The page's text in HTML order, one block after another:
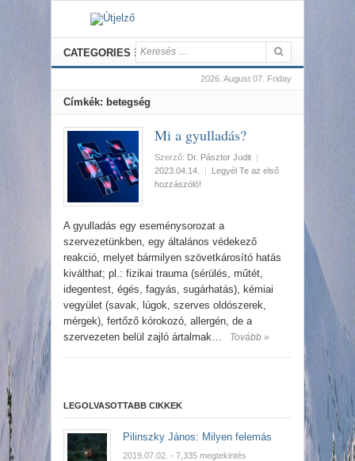
CATEGORIES
2026. August 07. Friday
Címkék: betegség
Mi a gyulladás?
Szerző: Dr. Pásztor Judit |
2023.04.14.
|
Legyél Te az első
hozzászóló!
A gyulladás egy eseménysorozat a
szervezetünkben, egy általános védekező
reakció, melyet bármilyen szövetkárosító hatás
kiválthat; pl.: fizikai trauma (sérülés, műtét,
idegentest, égés, fagyás, sugárhatás), kémiai
vegyület (savak, lúgok, szerves oldószerek,
mérgek), fertőző kórokozó, allergén, de a
szervezeten belül zajló ártalmak…
Tovább »
LEGOLVASOTTABB CIKKEK
Pilinszky János: Milyen felemás
2019.07.02. - 7,335 megtekintés